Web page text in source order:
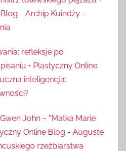
- Archip Kuindży –
refleksje po
• Plastyczny Online
inteligencja:
John – "Matka Marie
Online Blog - Auguste
rzeźbiarstwa